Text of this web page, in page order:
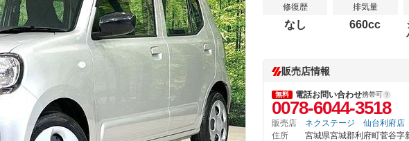
修復歴
なし
排気量
660cc
販売店情報
無料 電話お問い合わせ携帯可
0078-6044-3518
販売店
ネクステージ 仙台利府店
住所
宮城県宮城郡利府町菅谷字